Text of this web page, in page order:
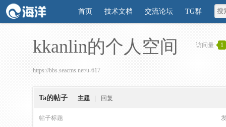
首页 技术文档 交流论坛 TG群
kkanlin的个人空间 访问量 1
https://bbs.seacms.net/u-617
Ta的帖子 主题 回复
帖子标题